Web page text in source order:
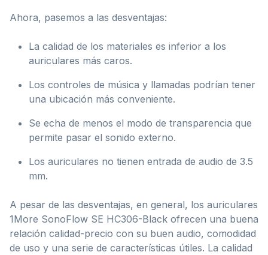
Ahora, pasemos a las desventajas:
La calidad de los materiales es inferior a los
auriculares más caros.
Los controles de música y llamadas podrían tener
una ubicación más conveniente.
Se echa de menos el modo de transparencia que
permite pasar el sonido externo.
Los auriculares no tienen entrada de audio de 3.5
mm.
A pesar de las desventajas, en general, los auriculares
1More SonoFlow SE HC306-Black ofrecen una buena
relación calidad-precio con su buen audio, comodidad
de uso y una serie de características útiles. La calidad